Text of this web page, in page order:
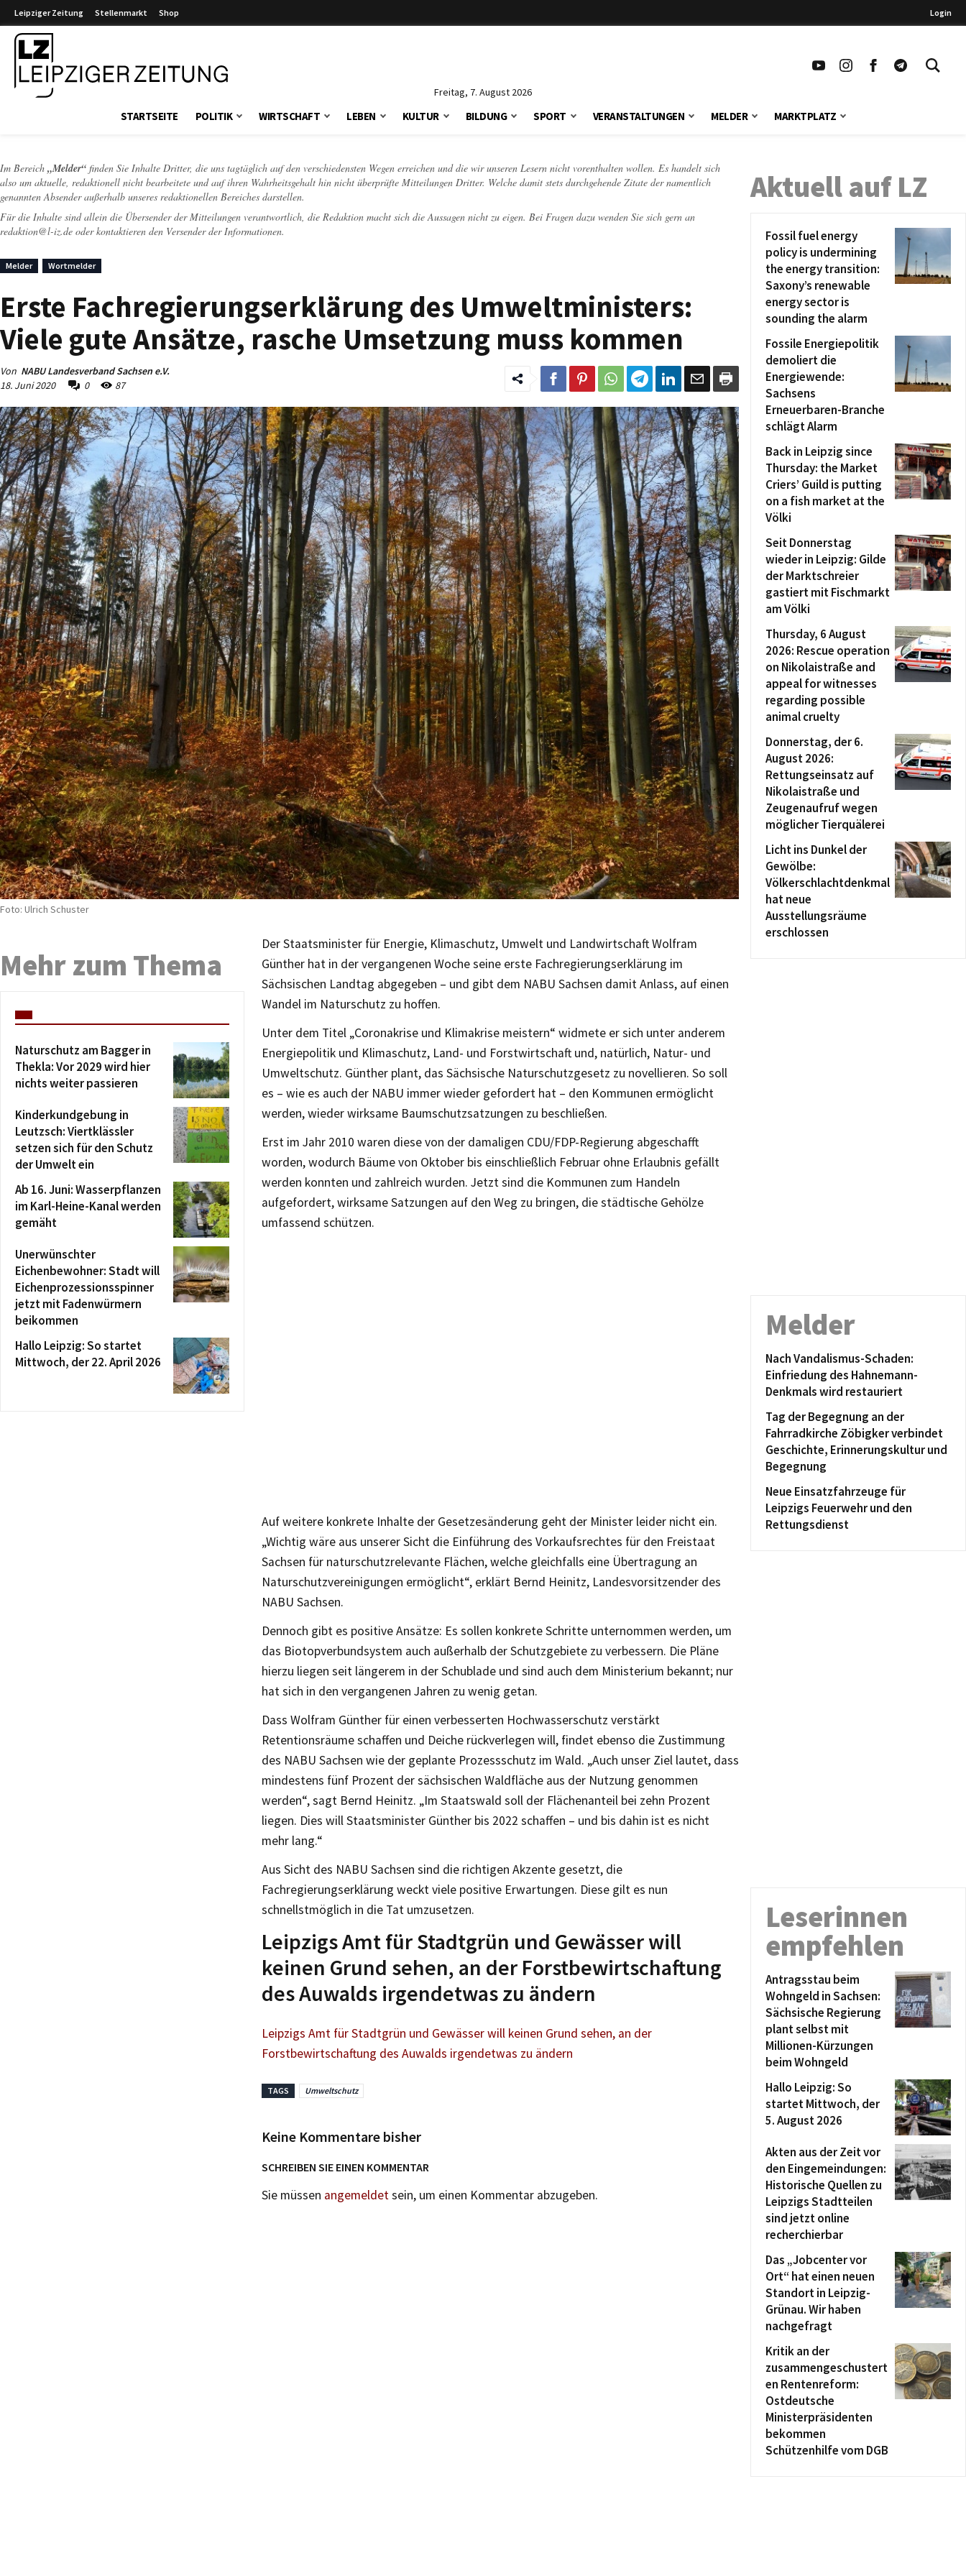
Leipziger Zeitung Stellenmarkt Shop Login
Freitag, 7. August 2026
STARTSEITE POLITIK WIRTSCHAFT LEBEN KULTUR BILDUNG SPORT VERANSTALTUNGEN MELDER MARKTPLATZ
Im Bereich „Melder“ finden Sie Inhalte Dritter, die uns tagtäglich auf den verschiedensten Wegen erreichen und die wir unseren Lesern nicht vorenthalten wollen. Es handelt sich
also um aktuelle, redaktionell nicht bearbeitete und auf ihren Wahrheitsgehalt hin nicht überprüfte Mitteilungen Dritter. Welche damit stets durchgehende Zitate der namentlich
genannten Absender außerhalb unseres redaktionellen Bereiches darstellen.
Für die Inhalte sind allein die Übersender der Mitteilungen verantwortlich, die Redaktion macht sich die Aussagen nicht zu eigen. Bei Fragen dazu wenden Sie sich gern an
redaktion@l-iz.de oder kontaktieren den Versender der Informationen.
Melder Wortmelder
Erste Fachregierungserklärung des Umweltministers:
Viele gute Ansätze, rasche Umsetzung muss kommen
Von NABU Landesverband Sachsen e.V.
18. Juni 2020
0 87
Foto: Ulrich Schuster
Der Staatsminister für Energie, Klimaschutz, Umwelt und Landwirtschaft Wolfram
Günther hat in der vergangenen Woche seine erste Fachregierungserklärung im
Sächsischen Landtag abgegeben – und gibt dem NABU Sachsen damit Anlass, auf einen
Wandel im Naturschutz zu hoffen.
Unter dem Titel „Coronakrise und Klimakrise meistern“ widmete er sich unter anderem
Energiepolitik und Klimaschutz, Land- und Forstwirtschaft und, natürlich, Natur- und
Umweltschutz. Günther plant, das Sächsische Naturschutzgesetz zu novellieren. So soll
es – wie es auch der NABU immer wieder gefordert hat – den Kommunen ermöglicht
werden, wieder wirksame Baumschutzsatzungen zu beschließen.
Erst im Jahr 2010 waren diese von der damaligen CDU/FDP-Regierung abgeschafft
worden, wodurch Bäume von Oktober bis einschließlich Februar ohne Erlaubnis gefällt
werden konnten und zahlreich wurden. Jetzt sind die Kommunen zum Handeln
aufgefordert, wirksame Satzungen auf den Weg zu bringen, die städtische Gehölze
umfassend schützen.
Auf weitere konkrete Inhalte der Gesetzesänderung geht der Minister leider nicht ein.
„Wichtig wäre aus unserer Sicht die Einführung des Vorkaufsrechtes für den Freistaat
Sachsen für naturschutzrelevante Flächen, welche gleichfalls eine Übertragung an
Naturschutzvereinigungen ermöglicht“, erklärt Bernd Heinitz, Landesvorsitzender des
NABU Sachsen.
Dennoch gibt es positive Ansätze: Es sollen konkrete Schritte unternommen werden, um
das Biotopverbundsystem auch außerhalb der Schutzgebiete zu verbessern. Die Pläne
hierzu liegen seit längerem in der Schublade und sind auch dem Ministerium bekannt; nur
hat sich in den vergangenen Jahren zu wenig getan.
Dass Wolfram Günther für einen verbesserten Hochwasserschutz verstärkt
Retentionsräume schaffen und Deiche rückverlegen will, findet ebenso die Zustimmung
des NABU Sachsen wie der geplante Prozessschutz im Wald. „Auch unser Ziel lautet, dass
mindestens fünf Prozent der sächsischen Waldfläche aus der Nutzung genommen
werden“, sagt Bernd Heinitz. „Im Staatswald soll der Flächenanteil bei zehn Prozent
liegen. Dies will Staatsminister Günther bis 2022 schaffen – und bis dahin ist es nicht
mehr lang.“
Aus Sicht des NABU Sachsen sind die richtigen Akzente gesetzt, die
Fachregierungserklärung weckt viele positive Erwartungen. Diese gilt es nun
schnellstmöglich in die Tat umzusetzen.
Leipzigs Amt für Stadtgrün und Gewässer will
keinen Grund sehen, an der Forstbewirtschaftung
des Auwalds irgendetwas zu ändern
Leipzigs Amt für Stadtgrün und Gewässer will keinen Grund sehen, an der
Forstbewirtschaftung des Auwalds irgendetwas zu ändern
TAGS Umweltschutz
Keine Kommentare bisher
SCHREIBEN SIE EINEN KOMMENTAR
Sie müssen angemeldetsein, um einen Kommentar abzugeben.
Mehr zum Thema
Naturschutz am Bagger in
Thekla: Vor 2029 wird hier
nichts weiter passieren
Kinderkundgebung in
Leutzsch: Viertklässler
setzen sich für den Schutz
der Umwelt ein
Ab 16. Juni: Wasserpflanzen
im Karl-Heine-Kanal werden
gemäht
Unerwünschter
Eichenbewohner: Stadt will
Eichenprozessionsspinner
jetzt mit Fadenwürmern
beikommen
Hallo Leipzig: So startet
Mittwoch, der 22. April 2026
Aktuell auf LZ
Fossil fuel energy
policy is undermining
the energy transition:
Saxony’s renewable
energy sector is
sounding the alarm
Fossile Energiepolitik
demoliert die
Energiewende:
Sachsens
Erneuerbaren-Branche
schlägt Alarm
Back in Leipzig since
Thursday: the Market
Criers’ Guild is putting
on a fish market at the
Völki
Seit Donnerstag
wieder in Leipzig: Gilde
der Marktschreier
gastiert mit Fischmarkt
am Völki
Thursday, 6 August
2026: Rescue operation
on Nikolaistraße and
appeal for witnesses
regarding possible
animal cruelty
Donnerstag, der 6.
August 2026:
Rettungseinsatz auf
Nikolaistraße und
Zeugenaufruf wegen
möglicher Tierquälerei
Licht ins Dunkel der
Gewölbe:
Völkerschlachtdenkmal
hat neue
Ausstellungsräume
erschlossen
Melder
Nach Vandalismus-Schaden:
Einfriedung des Hahnemann-
Denkmals wird restauriert
Tag der Begegnung an der
Fahrradkirche Zöbigker verbindet
Geschichte, Erinnerungskultur und
Begegnung
Neue Einsatzfahrzeuge für
Leipzigs Feuerwehr und den
Rettungsdienst
Leserinnen
empfehlen
Antragsstau beim
Wohngeld in Sachsen:
Sächsische Regierung
plant selbst mit
Millionen-Kürzungen
beim Wohngeld
Hallo Leipzig: So
startet Mittwoch, der
5. August 2026
Akten aus der Zeit vor
den Eingemeindungen:
Historische Quellen zu
Leipzigs Stadtteilen
sind jetzt online
recherchierbar
Das „Jobcenter vor
Ort“ hat einen neuen
Standort in Leipzig-
Grünau. Wir haben
nachgefragt
Kritik an der
zusammengeschustert
en Rentenreform:
Ostdeutsche
Ministerpräsidenten
bekommen
Schützenhilfe vom DGB